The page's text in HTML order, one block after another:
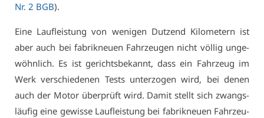
Nr. 2 BGB).
Ei­ne Lauf­leis­tung von we­ni­gen Dut­zend Ki­lo­me­tern ist
aber auch bei fa­brik­neu­en Fahr­zeu­gen nicht völ­lig un­ge­
wöhn­lich. Es ist ge­richts­be­kannt, dass ein Fahr­zeug im
Werk ver­schie­de­nen Tests un­ter­zo­gen wird, bei de­nen
auch der Mo­tor über­prüft wird. Da­mit stellt sich zwangs­
läu­fig ei­ne ge­wis­se Lauf­leis­tung bei fa­brik­neu­en Fahr­zeu­